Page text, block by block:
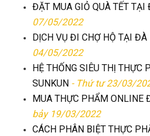
ĐẶT MUA GIỎ QUÀ TẾT TẠI
07/05/2022
DỊCH VỤ ĐI CHỢ HỘ TẠI ĐÀ
04/05/2022
HỆ THỐNG SIÊU THỊ THỰC
SUNKUN - Thứ tư 23/03/
MUA THỰC PHẨM ONLINE
bảy 19/03/2022
CÁCH PHÂN BIỆT THỰC